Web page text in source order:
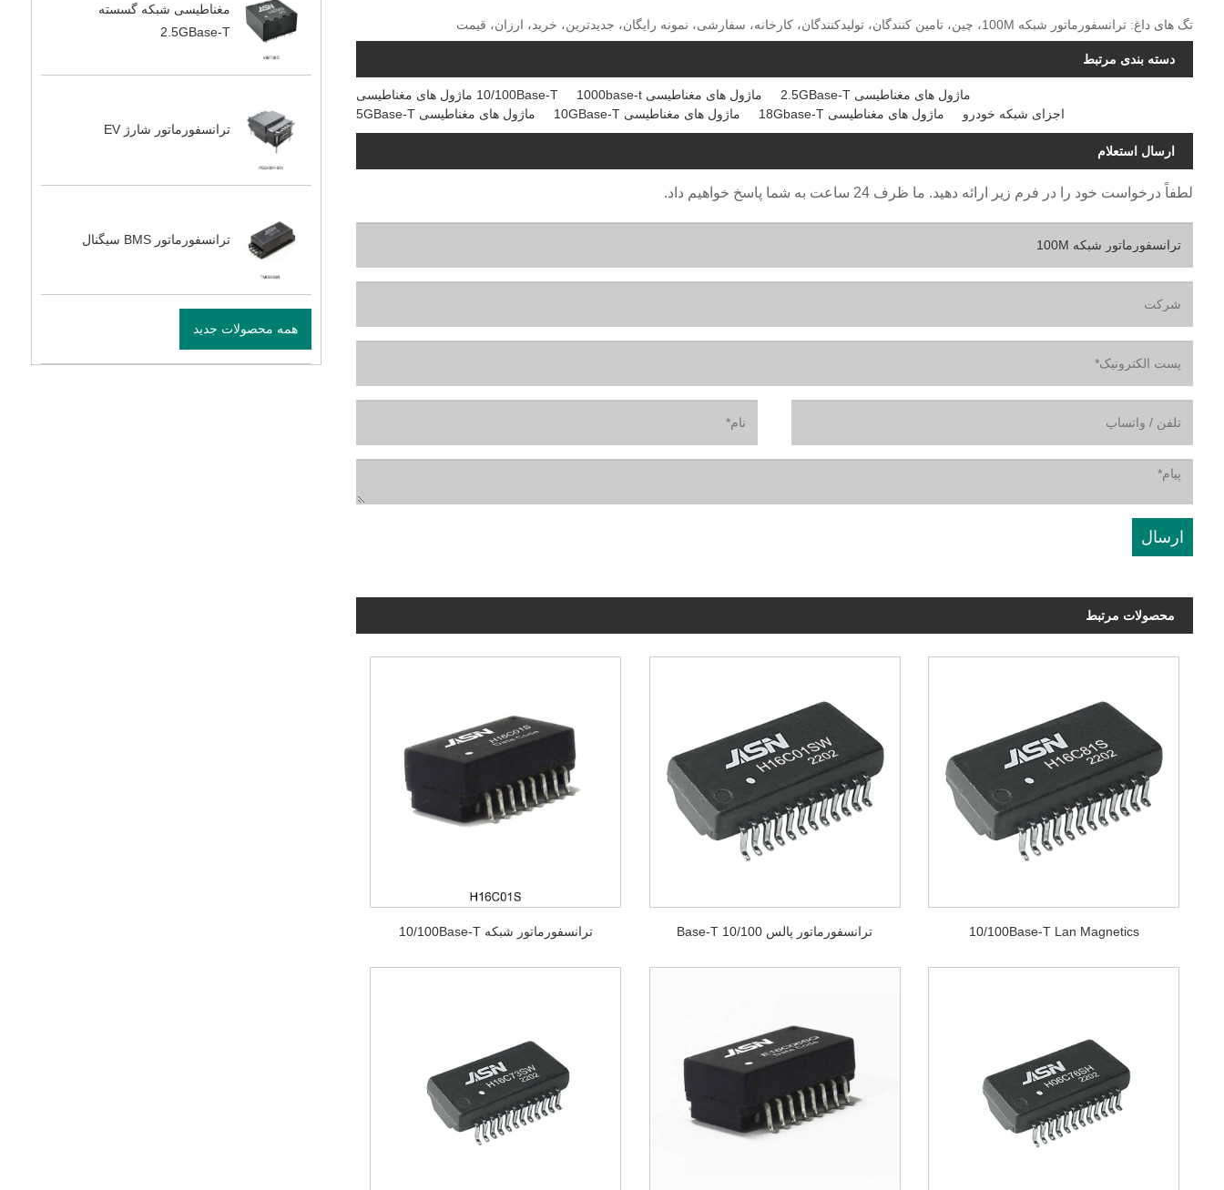
مغناطیسی شبکه گسسته
2.5GBase-T
ترانسفورماتور شارژ EV
ترانسفورماتور BMS سیگنال
همه محصولات جدید
تگ های داغ: ترانسفورماتور شبکه 100M، چین، تامین کنندگان، تولیدکنندگان، کارخانه، سفارشی، نمونه رایگان، جدیدترین، خرید، ارزان، قیمت
دسته بندی مرتبط
10/100Base-T ماژول های مغناطیسی ماژول های مغناطیسی 1000base-t
ماژول های مغناطیسی 2.5GBase-T
ماژول های مغناطیسی 5GBase-T
ماژول های مغناطیسی 10GBase-T ماژول های مغناطیسی 18Gbase-T اجزای شبکه خودرو
ارسال استعلام
لطفاً درخواست خود را در فرم زیر ارائه دهید. ما ظرف 24 ساعت به شما پاسخ خواهیم داد.
محصولات مرتبط
ترانسفورماتور شبکه 10/100Base-T ترانسفورماتور پالس 10/100 Base-T 10/100Base-T Lan Magnetics